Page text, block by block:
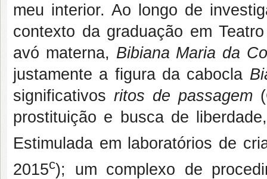
meu interior. Ao longo de
contexto da graduação em
avó materna, Bibiana Maria da
justamente a figura da cabocla
significativos ritos de passagem
prostituição e busca de
Estimulada em laboratórios de
2015c); um complexo de